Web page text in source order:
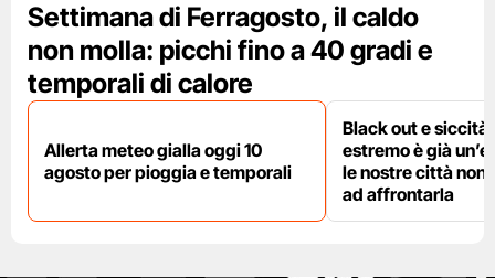
Settimana di Ferragosto, il caldo
non molla: picchi fino a 40 gradi e
temporali di calore
Allerta meteo gialla oggi 10
agosto per pioggia e temporali
Black out e
estremo è già
le nostre città non
ad affrontarla